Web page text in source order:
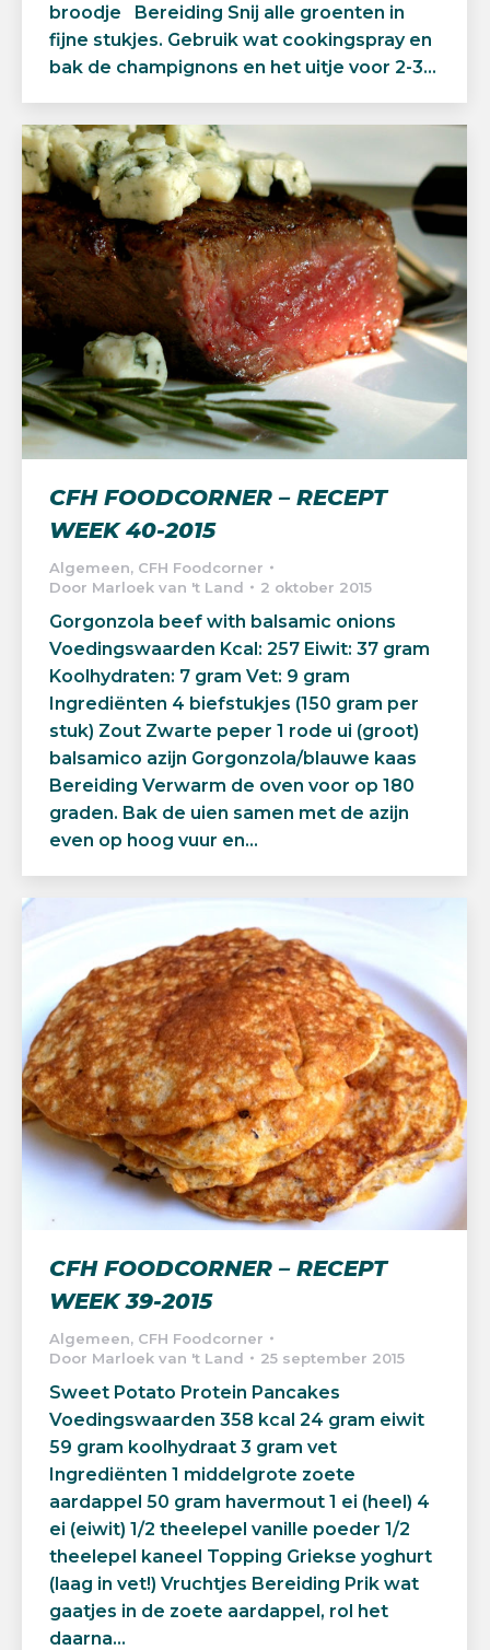
broodje Bereiding Snij alle groenten in
fijne stukjes. Gebruik wat cookingspray en
bak de champignons en het uitje voor 2-3…
CFH FOODCORNER – RECEPT
WEEK 40-2015
Algemeen, CFH Foodcorner
Door Marloek van 't Land 2 oktober 2015
Gorgonzola beef with balsamic onions
Voedingswaarden Kcal: 257 Eiwit: 37 gram
Koolhydraten: 7 gram Vet: 9 gram
Ingrediënten 4 biefstukjes (150 gram per
stuk) Zout Zwarte peper 1 rode ui (groot)
balsamico azijn Gorgonzola/blauwe kaas
Bereiding Verwarm de oven voor op 180
graden. Bak de uien samen met de azijn
even op hoog vuur en…
CFH FOODCORNER – RECEPT
WEEK 39-2015
Algemeen, CFH Foodcorner
Door Marloek van 't Land 25 september 2015
Sweet Potato Protein Pancakes
Voedingswaarden 358 kcal 24 gram eiwit
59 gram koolhydraat 3 gram vet
Ingrediënten 1 middelgrote zoete
aardappel 50 gram havermout 1 ei (heel) 4
ei (eiwit) 1/2 theelepel vanille poeder 1/2
theelepel kaneel Topping Griekse yoghurt
(laag in vet!) Vruchtjes Bereiding Prik wat
gaatjes in de zoete aardappel, rol het
daarna…